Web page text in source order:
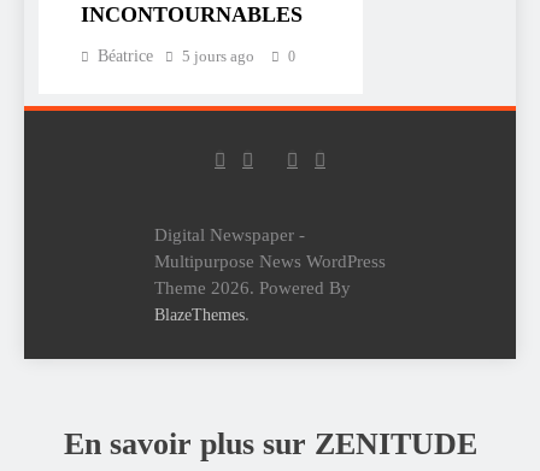
INCONTOURNABLES
Béatrice 5 jours ago 0
Digital Newspaper -
Multipurpose News WordPress
Theme 2026. Powered By
BlazeThemes.
En savoir plus sur ZENITUDE